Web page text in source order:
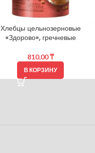
Хлебцы цельнозерновые
«Здорово», гречневые
810,00₸
В КОРЗИНУ